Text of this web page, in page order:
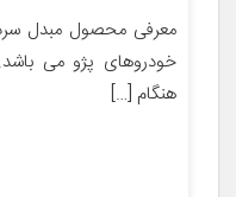
معرفی محصول مبدل
خودروهای پژو می
هنگام […]